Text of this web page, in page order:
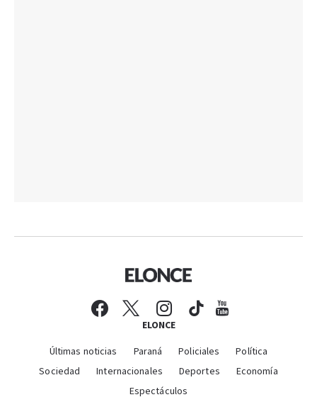
ELONCE
Últimas noticias Paraná Policiales
Política
Sociedad
Internacionales Deportes
Economía
Espectáculos